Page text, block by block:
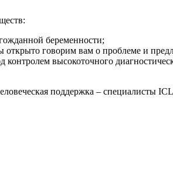
беременности;
говорим вам о проблеме и
высокоточного
поддержка – специалисты